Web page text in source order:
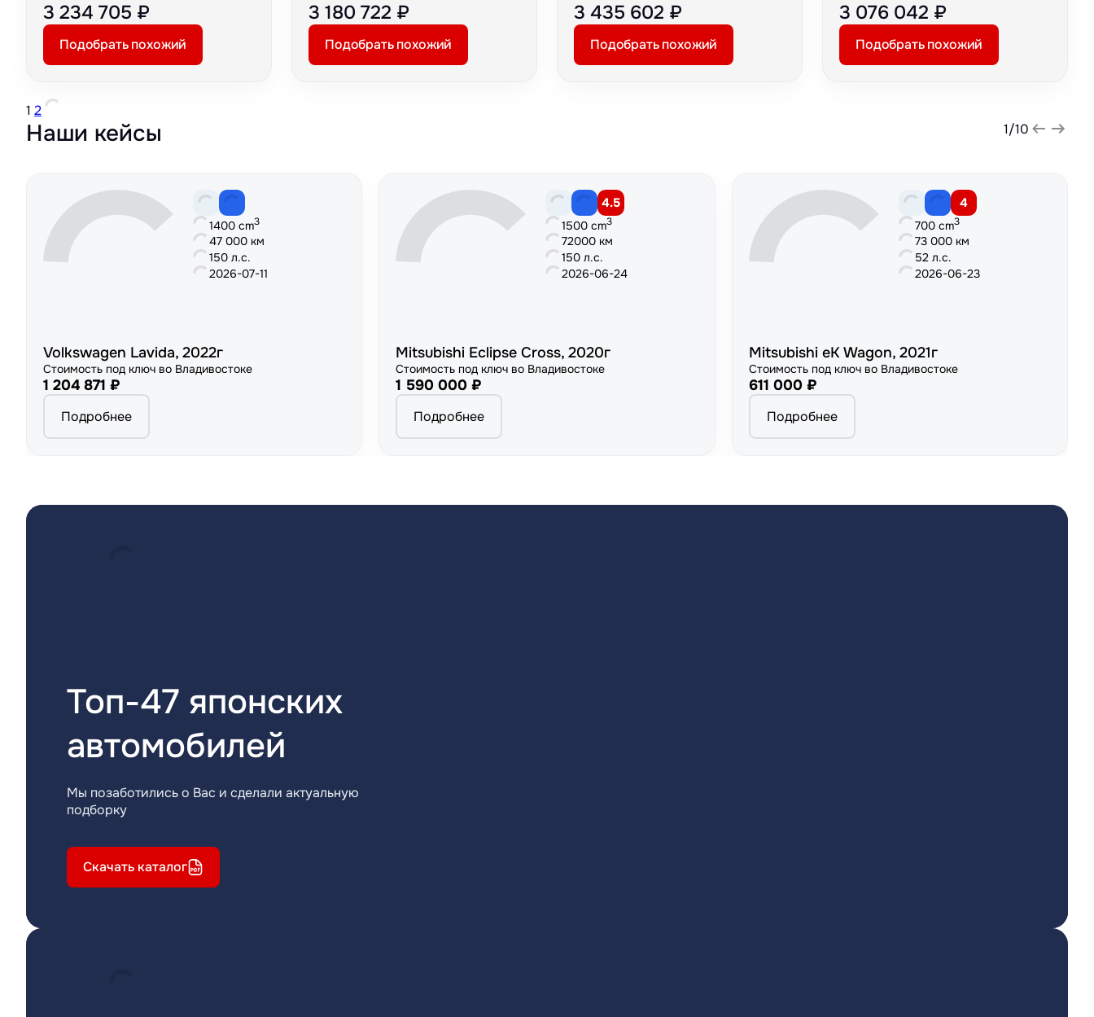
3 234 705 ₽
Подобрать похожий
3 180 722 ₽
Подобрать похожий
3 435 602 ₽
Подобрать похожий
3 076 042 ₽
Подобрать похожий
1 2
Наши кейсы 1/10
1400 cm3
47 000 км
150 л.с.
2026-07-11
Volkswagen Lavida, 2022г
Стоимость под ключ во Владивостоке
1 204 871 ₽
Подробнее
4.5
1500 cm3
72000 км
150 л.с.
2026-06-24
Mitsubishi Eclipse Cross, 2020г
Стоимость под ключ во Владивостоке
1 590 000 ₽
Подробнее
4
700 cm3
73 000 км
52 л.с.
2026-06-23
Mitsubishi eK Wagon, 2021г
Стоимость под ключ во Владивостоке
611 000 ₽
Подробнее
Топ-47 японских
автомобилей
Мы позаботились о Вас и сделали актуальную
подборку
Скачать каталог